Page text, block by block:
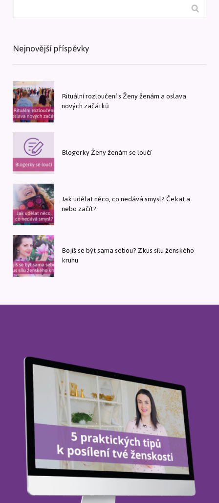
Nejnovější příspěvky
Rituální rozloučení s Ženy ženám a oslava
nových začátků
Blogerky Ženy ženám se loučí
Jak udělat něco, co nedává smysl? Čekat a
nebo začít?
Bojíš se být sama sebou? Zkus sílu ženského
kruhu